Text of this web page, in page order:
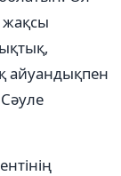
жақсы
айуандықпен